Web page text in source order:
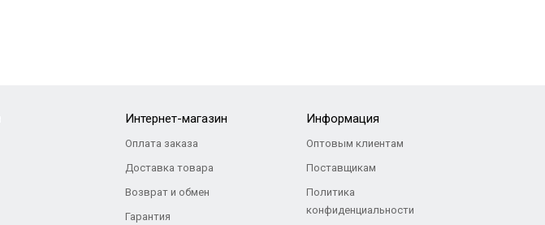
Интернет-магазин
Оплата заказа
Доставка товара
Возврат и обмен
Гарантия
Информация
Оптовым клиентам
Поставщикам
Политика
конфиденциальности